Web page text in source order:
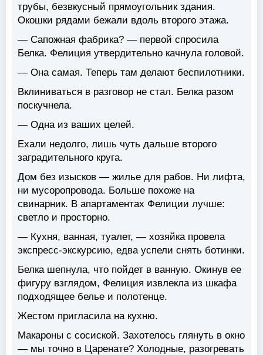
трубы, безвкусный прямоугольник здания.
Окошки рядами бежали вдоль второго этажа.
— Сапожная фабрика? — первой спросила
Белка. Фелиция утвердительно качнула головой.
— Она самая. Теперь там делают беспилотники.
Вклиниваться в разговор не стал. Белка разом
поскучнела.
— Одна из ваших целей.
Ехали недолго, лишь чуть дальше второго
заградительного круга.
Дом без изысков — жилье для рабов. Ни лифта,
ни мусоропровода. Больше похоже на
свинарник. В апартаментах Фелиции лучше:
светло и просторно.
— Кухня, ванная, туалет, — хозяйка провела
экспресс-экскурсию, едва успели снять ботинки.
Белка шепнула, что пойдет в ванную. Окинув ее
фигуру взглядом, Фелиция извлекла из шкафа
подходящее белье и полотенце.
Жестом пригласила на кухню.
Макароны с сосиской. Захотелось глянуть в окно
— мы точно в Царенате? Холодные, разогревать